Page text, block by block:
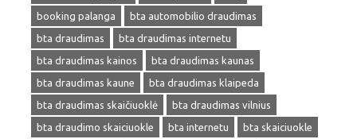
booking palanga
bta automobilio draudimas
bta draudimas
bta draudimas internetu
bta draudimas kainos
bta draudimas kaunas
bta draudimas kaune
bta draudimas klaipeda
bta draudimas skaičiuoklė
bta draudimas vilnius
bta draudimo skaiciuokle
bta internetu
bta skaiciuokle